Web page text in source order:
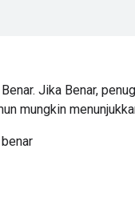
Jika Benar,
mungkin